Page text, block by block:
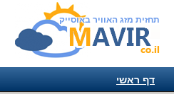
תחזית מזג האוויר באוסייק
דף ראשי